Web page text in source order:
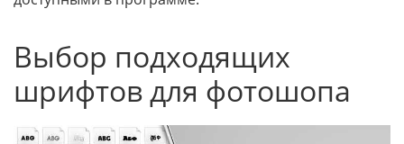
Выбор подходящих
шрифтов для фотошопа